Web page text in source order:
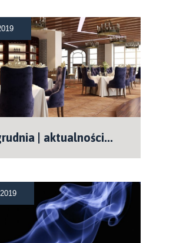
| aktualności...